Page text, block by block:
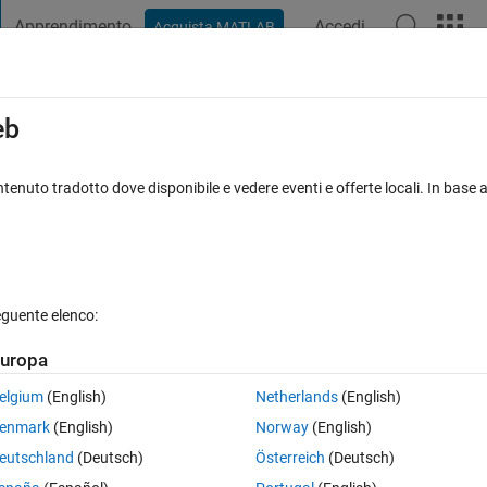
Apprendimento Acquista MATLAB Accedi
ubuntu(ARM processor)
0 voti
to execute .exe file on linaro ubuntu linux(ARM proessor). But I can't
processor)?
tradotto dove disponibile e vedere eventi e offerte locali. In
elenco:
(English)
(English)
(Deutsch)
Netherlands(English)
Norway(English)
Österreich (Deutsch)